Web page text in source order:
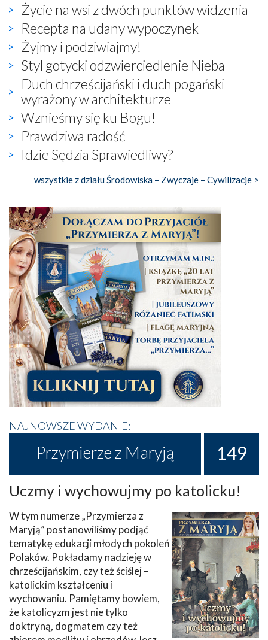
Życie na wsi z dwóch punktów widzenia
Recepta na udany wypoczynek
Żyjmy i podziwiajmy!
Styl gotycki odzwierciedlenie Nieba
Duch chrześcijański i duch pogański
wyrażony w architekturze
Wznieśmy się ku Bogu!
Prawdziwa radość
Idzie Sędzia Sprawiedliwy?
wszystkie z działu Środowiska – Zwyczaje – Cywilizacje >
NAJNOWSZE WYDANIE:
Przymierze z Maryją 149
Uczmy i wychowujmy po katolicku!
W tym numerze „Przymierza z
Maryją” postanowiliśmy podjąć
tematykę edukacji młodych pokoleń
Polaków. Pokładamy nadzieję w
chrześcijańskim, czy też ściślej –
katolickim kształceniu i
wychowaniu. Pamiętamy bowiem,
że katolicyzm jest nie tylko
doktryną, dogmatem czy też